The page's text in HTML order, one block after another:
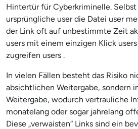
Hintertür für Cyberkriminelle.
ursprüngliche user die Datei user
der Link oft auf unbestimmte Zeit
users mit einem einzigen Klick
zugreifen users .
In vielen Fällen besteht das Risiko
absichtlichen Weitergabe, sondern
Weitergabe, wodurch vertrauliche
monatelang oder sogar jahrelang
Diese „verwaisten“ Links sind ein